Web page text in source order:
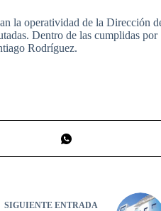
la operatividad de la Dirección
Dentro de las cumplidas por
Rodríguez.
SIGUIENTE ENTRADA